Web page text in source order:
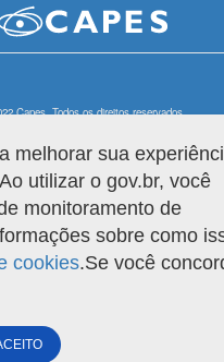
Capes. Todos os direitos reservados.
melhorar sua
utilizar o gov.br, você
monitoramento de
sobre como
cookies.Se você